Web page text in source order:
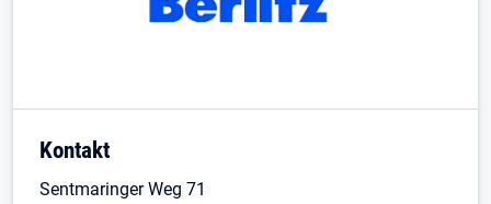
Kontakt
Sentmaringer Weg 71